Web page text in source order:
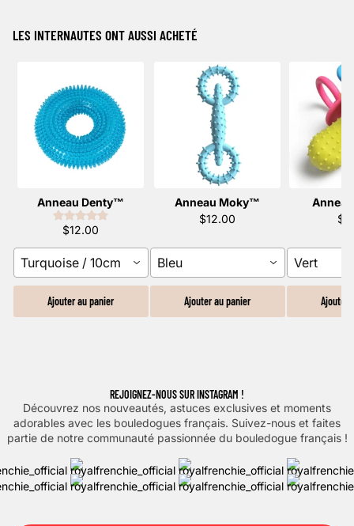
LES INTERNAUTES ONT AUSSI ACHETÉ
Anneau Denty™️
$12.00
Turquoise / 10cm
Ajouter au panier
Anneau Moky™️
$12.00
Bleu
Ajouter au panier
Vert
Ajouter
REJOIGNEZ-NOUS SUR INSTAGRAM !
Découvrez nos nouveautés, astuces exclusives et moments
adorables avec les bouledogues français. Suivez-nous et faites
partie de notre communauté passionnée du bouledogue français !